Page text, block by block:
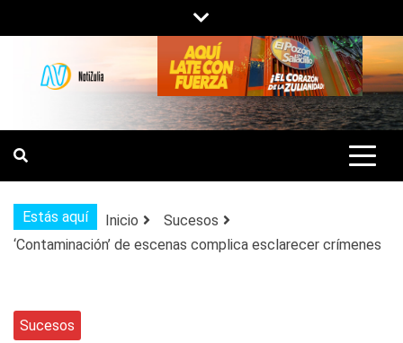
al
contenido
NOTIZULIA
NOTICIAS DEL ZULIA, VENEZUELA Y
DE INTERÉS GENERAL.
Estás aquí Inicio
Sucesos
‘Contaminación’ de escenas complica esclarecer crímenes
Sucesos